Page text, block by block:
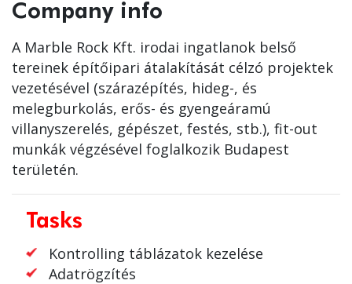
Company info
A Marble Rock Kft. irodai ingatlanok belső
tereinek építőipari átalakítását célzó projektek
vezetésével (szárazépítés, hideg-, és
melegburkolás, erős- és gyengeáramú
villanyszerelés, gépészet, festés, stb.), fit-out
munkák végzésével foglalkozik Budapest
területén.
Tasks
Kontrolling táblázatok kezelése
Adatrögzítés